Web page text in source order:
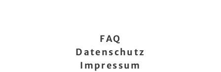
FAQ
Datenschutz
Impressum